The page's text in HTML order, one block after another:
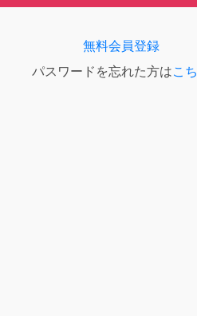
無料会員登録
パスワードを忘れた方はこ